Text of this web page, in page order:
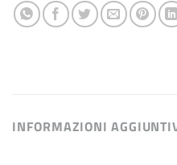
INFORMAZIONI